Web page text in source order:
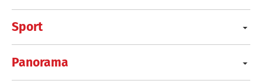
Sport
Panorama